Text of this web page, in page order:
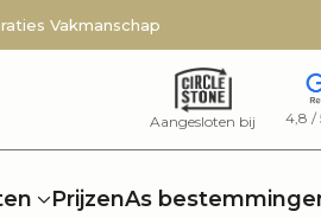
Vakmanschap
Aangesloten bij 4,8 /
PrijzenAs